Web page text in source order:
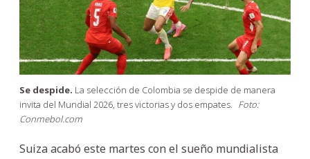
Se despide. La selección de Colombia se despide de manera
invita del Mundial 2026, tres victorias y dos empates. Foto:
Conmebol.com
Suiza acabó este martes con el sueño mundialista